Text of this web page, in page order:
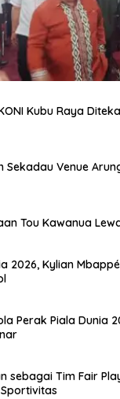
Kubu Raya
Sekadau Venue
Tou Kawanua
2026, Kylian
Perak Piala Dunia
sebagai Tim Fair